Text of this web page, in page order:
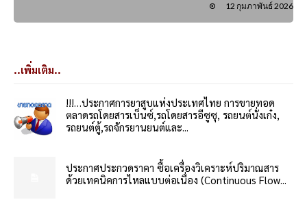
12 กุมภาพันธ์ 2026
..เพิ่มเติม..
!!!…ประกาศการยาสูบแห่งประเทศไทย การขายทอด
ตลาดรถโดยสารเบ็นซ์,รถโดยสารอีซูซุ, รถยนต์นั่งเก๋ง,
รถยนต์ตู้,รถจักรยานยนต์และ...
ประกาศประกวดราคา ซื้อเครื่องวิเคราะห์ปริมาณสาร
ด้วยเทคนิคการไหลแบบต่อเนื่อง (Continuous Flow...